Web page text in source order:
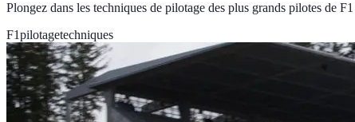
Plongez dans les techniques de pilotage des plus grands pilotes de
F1pilotagetechniques